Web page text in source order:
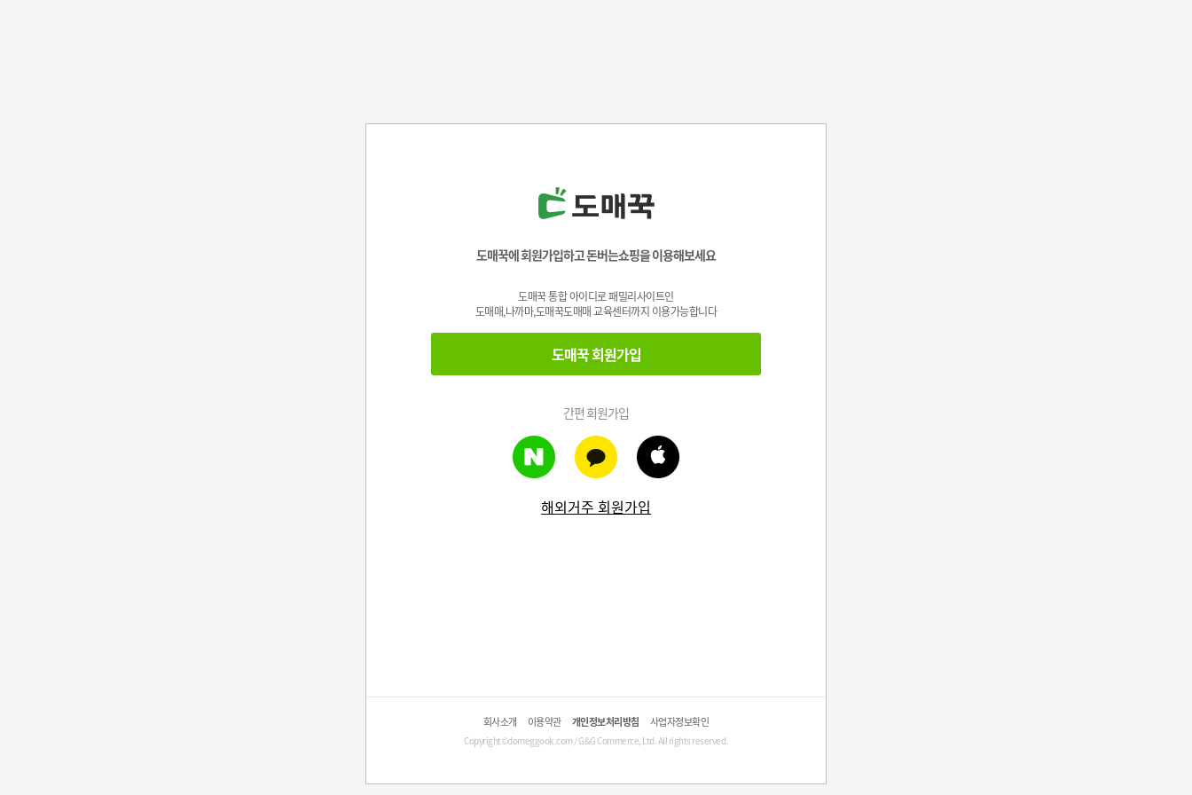
도매꾹에 회원가입하고 돈버는쇼핑을 이용해보세요
도매꾹 통합 아이디로 패밀리사이트인
도매매,나까마,도매꾹도매매 교육센터까지 이용가능합니다
도매꾹 회원가입
간편 회원가입
해외거주 회원가입
회사소개 이용약관 개인정보처리방침 사업자정보확인
Copyright©domeggook.com / G&G Commerce, Ltd. All rights reserved.